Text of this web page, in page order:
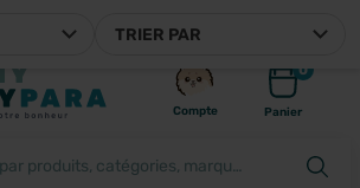
Compte
0
Panier
TRIER PAR